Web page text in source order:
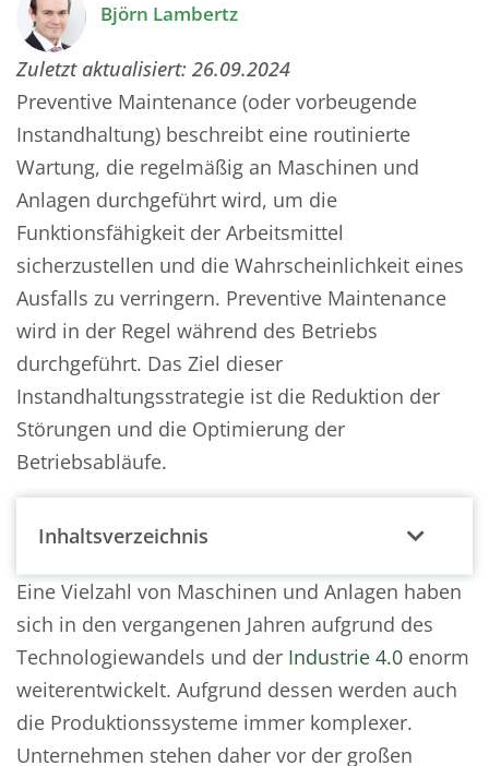
Björn Lambertz
Zuletzt aktualisiert: 26.09.2024
Preventive Maintenance (oder vorbeugende
Instandhaltung) beschreibt eine routinierte
Wartung, die regelmäßig an Maschinen und
Anlagen durchgeführt wird, um die
Funktionsfähigkeit der Arbeitsmittel
sicherzustellen und die Wahrscheinlichkeit eines
Ausfalls zu verringern. Preventive Maintenance
wird in der Regel während des Betriebs
durchgeführt. Das Ziel dieser
Instandhaltungsstrategie ist die Reduktion der
Störungen und die Optimierung der
Betriebsabläufe.
Inhaltsverzeichnis
Eine Vielzahl von Maschinen und Anlagen haben
sich in den vergangenen Jahren aufgrund des
Technologiewandels und der Industrie 4.0 enorm
weiterentwickelt. Aufgrund dessen werden auch
die Produktionssysteme immer komplexer.
Unternehmen stehen daher vor der großen